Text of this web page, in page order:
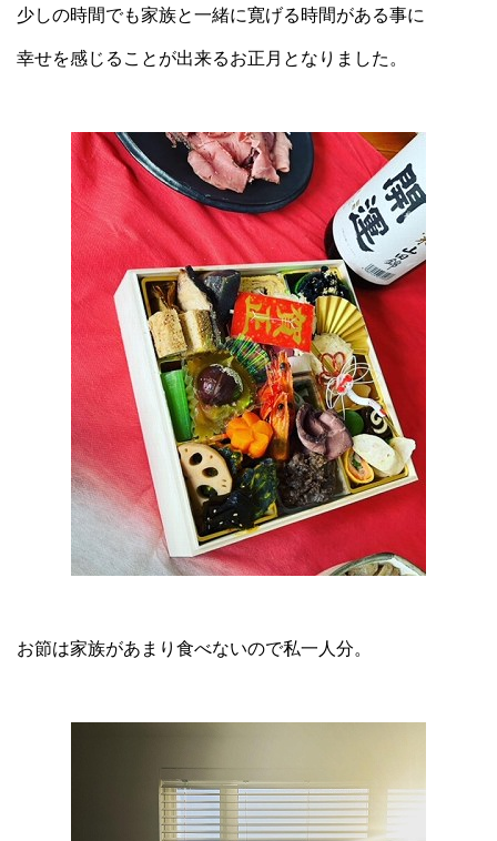
少しの時間でも家族と一緒に寛げる時間がある事に
幸せを感じることが出来るお正月となりました。
お節は家族があまり食べないので私一人分。